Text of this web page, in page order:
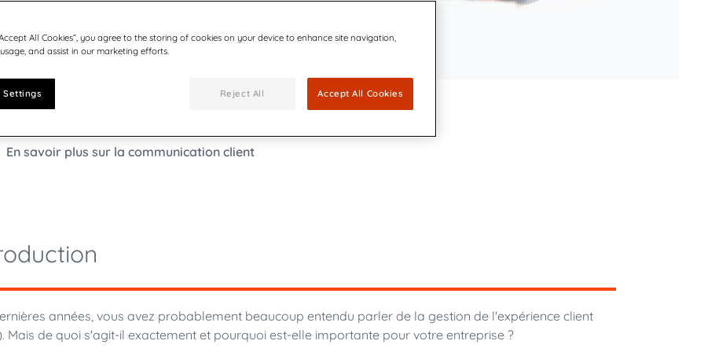
de Quadient :
agenda financier,
Rejoignez notre équipe dynamique et innovante, engagée en
conforter la première place de sa plateforme Digitale en parts de
marché
L’intégration de cette technologie leader en accessibilité appliquée au design
encore plus conformes et inclusives
En savoir plus sur la communication client
années, vous avez probablement beaucoup entendu parler de la gestion de l'expérience client
Mais de quoi s'agit-il exactement et pourquoi est-elle importante pour votre entreprise ?
All Cookies”, you agree to the storing of cookies on your device to enhance site navigation,
and assist in our marketing efforts.
Settings Reject All Accept All Cookies